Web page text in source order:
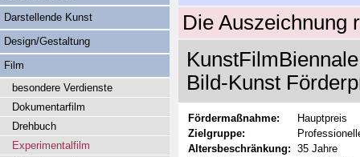
Die Auszeichnung
Bild-Kunst
Fördermaßnahme:
Hauptpreis
Zielgruppe:
Altersbeschränkung: 35 Jahre
Darstellende Kunst
Design/Gestaltung
Film
besondere Verdienste
Dokumentarfilm
Drehbuch
Experimentalfilm